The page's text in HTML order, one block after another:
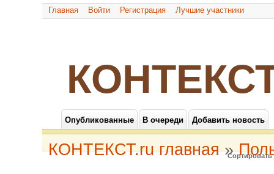
Главная Войти Регистрация Лучшие участники
Опубликованные В очереди Добавить новость
КОНТЕКСТ.ru главная»